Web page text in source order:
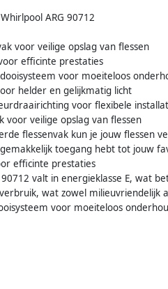
ARG 90712
voor veilige opslag van flessen
efficinte prestaties
voor moeiteloos
helder en gelijkmatig licht
voor flexibele
voor veilige opslag van flessen
flessenvak kun je jouw flessen
toegang hebt tot jouw
efficinte prestaties
90712 valt in energieklasse E, wat
wat zowel milieuvriendelijk
voor moeiteloos